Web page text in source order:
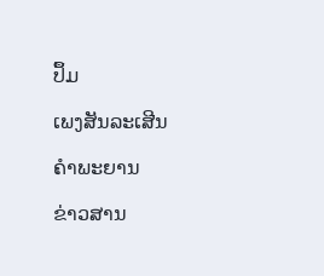
ປຶ້ມ
ເພງສັນລະເສີນ
ຄຳພະຍານ
ຂ່າວສານ